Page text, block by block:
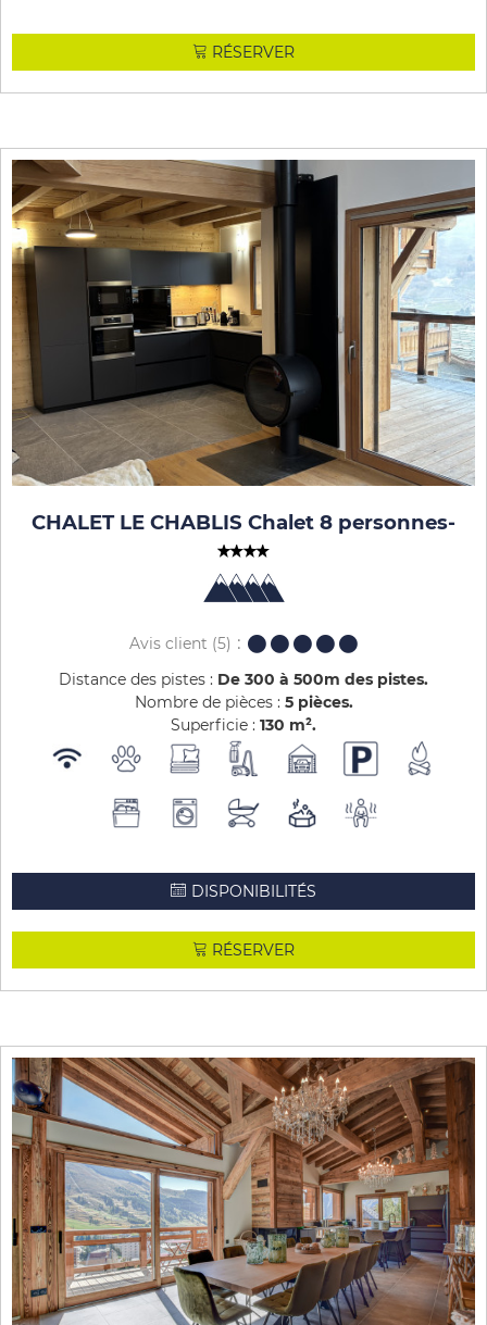
RÉSERVER
CHALET LE CHABLIS Chalet 8 personnes-
Avis client (5)
Distance des pistes : De 300 à 500m des pistes
Nombre de pièces : 5 pièces
Superficie : 130 m²
DISPONIBILITÉS
RÉSERVER